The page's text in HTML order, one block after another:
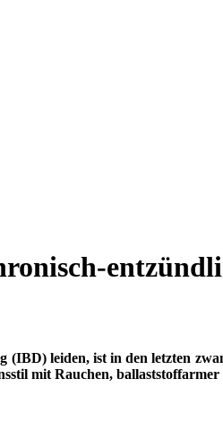
leiden, ist in den letzten
mit Rauchen,